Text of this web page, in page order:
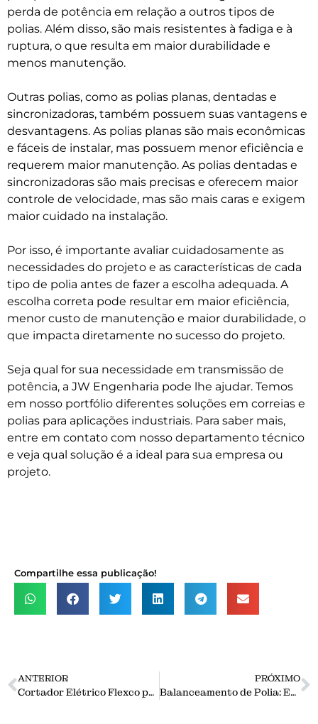
perda de potência em relação a outros tipos de
polias. Além disso, são mais resistentes à fadiga e à
ruptura, o que resulta em maior durabilidade e
menos manutenção.
Outras polias, como as polias planas, dentadas e
sincronizadoras, também possuem suas vantagens e
desvantagens. As polias planas são mais econômicas
e fáceis de instalar, mas possuem menor eficiência e
requerem maior manutenção. As polias dentadas e
sincronizadoras são mais precisas e oferecem maior
controle de velocidade, mas são mais caras e exigem
maior cuidado na instalação.
Por isso, é importante avaliar cuidadosamente as
necessidades do projeto e as características de cada
tipo de polia antes de fazer a escolha adequada. A
escolha correta pode resultar em maior eficiência,
menor custo de manutenção e maior durabilidade, o
que impacta diretamente no sucesso do projeto.
Seja qual for sua necessidade em transmissão de
potência, a JW Engenharia pode lhe ajudar. Temos
em nosso portfólio diferentes soluções em correias e
polias para aplicações industriais. Para saber mais,
entre em contato com nosso departamento técnico
e veja qual solução é a ideal para sua empresa ou
projeto.
Compartilhe essa publicação!
ANTERIOR
Cortador Elétrico Flexco para Correias Transportadoras: maior segurança e eficiência no corte.
PRÓXIMO
Balanceamento de Polia: Entenda porque é importante.